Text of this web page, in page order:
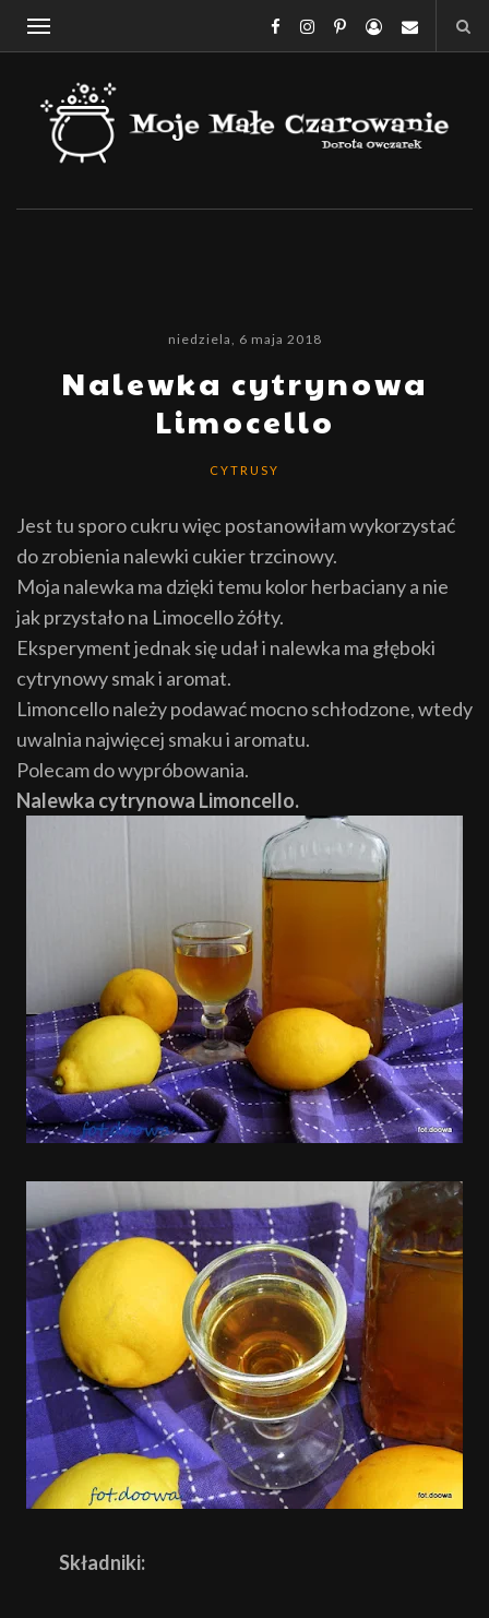
niedziela, 6 maja 2018
Nalewka cytrynowa
Limocello
CYTRUSY
Jest tu sporo cukru więc postanowiłam wykorzystać
do zrobienia nalewki cukier trzcinowy.
Moja nalewka ma dzięki temu kolor herbaciany a nie
jak przystało na Limocello żółty.
Eksperyment jednak się udał i nalewka ma głęboki
cytrynowy smak i aromat.
Limoncello należy podawać mocno schłodzone, wtedy
uwalnia najwięcej smaku i aromatu.
Polecam do wypróbowania.
Nalewka cytrynowa Limoncello.
Składniki: